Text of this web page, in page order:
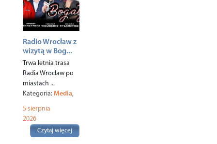
Radio Wrocław z
wizytą w Bog...
Trwa letnia trasa
Radia Wrocław po
miastach ...
Kategoria:Media,
5 sierpnia
2026
Czytaj więcej